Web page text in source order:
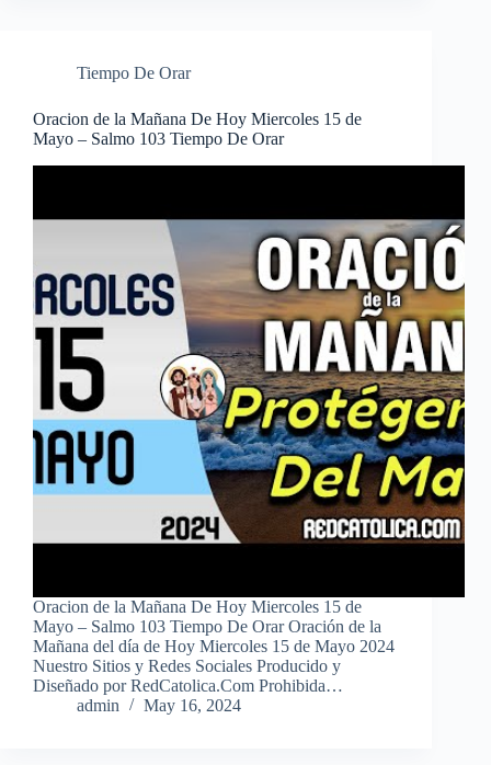
Tiempo De Orar
Oracion de la Mañana De Hoy Miercoles 15 de
Mayo – Salmo 103 Tiempo De Orar
Oracion de la Mañana De Hoy Miercoles 15 de
Mayo – Salmo 103 Tiempo De Orar Oración de la
Mañana del día de Hoy Miercoles 15 de Mayo 2024
Nuestro Sitios y Redes Sociales Producido y
Diseñado por RedCatolica.Com Prohibida…
admin
May 16, 2024